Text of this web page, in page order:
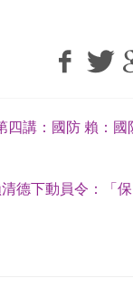
四講：國防 賴：國
德下動員令：「